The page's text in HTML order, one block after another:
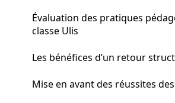
Évaluation des pratiques
classe Ulis
Les bénéfices d’un retour
Mise en avant des réussites